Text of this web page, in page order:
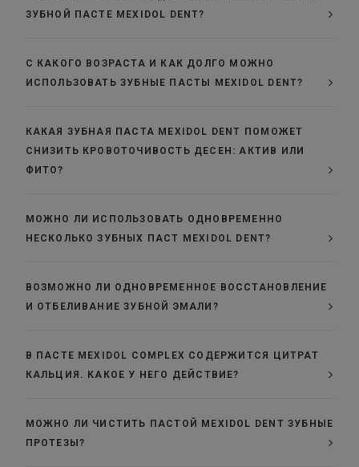
ЗУБНОЙ ПАСТЕ MEXIDOL DENT?
С КАКОГО ВОЗРАСТА И КАК ДОЛГО МОЖНО
ИСПОЛЬЗОВАТЬ ЗУБНЫЕ ПАСТЫ MEXIDOL DENT?
КАКАЯ ЗУБНАЯ ПАСТА MEXIDOL DENT ПОМОЖЕТ
СНИЗИТЬ КРОВОТОЧИВОСТЬ ДЕСЕН: АКТИВ ИЛИ
ФИТО?
МОЖНО ЛИ ИСПОЛЬЗОВАТЬ ОДНОВРЕМЕННО
НЕСКОЛЬКО ЗУБНЫХ ПАСТ MEXIDOL DENT?
ВОЗМОЖНО ЛИ ОДНОВРЕМЕННОЕ ВОССТАНОВЛЕНИЕ
И ОТБЕЛИВАНИЕ ЗУБНОЙ ЭМАЛИ?
В ПАСТЕ MEXIDOL COMPLEX СОДЕРЖИТСЯ ЦИТРАТ
КАЛЬЦИЯ. КАКОЕ У НЕГО ДЕЙСТВИЕ?
МОЖНО ЛИ ЧИСТИТЬ ПАСТОЙ MEXIDOL DENT ЗУБНЫЕ
ПРОТЕЗЫ?